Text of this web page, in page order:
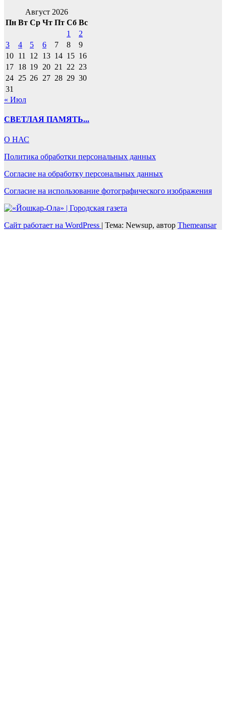
Август 2026
Пн Вт Ср Чт Пт Сб Вс
1
2
3
4 5 6 7 8
9
10 11 12 13 14 15 16
17 18 19 20 21 22 23
24 25 26 27 28 29 30
31
« Июл
СВЕТЛАЯ ПАМЯТЬ...
О НАС
Политика обработки персональных данных
Согласие на обработку персональных данных
Согласие на использование фотографического изображения
Сайт работает на WordPress | Тема: Newsup, автор Themeansar